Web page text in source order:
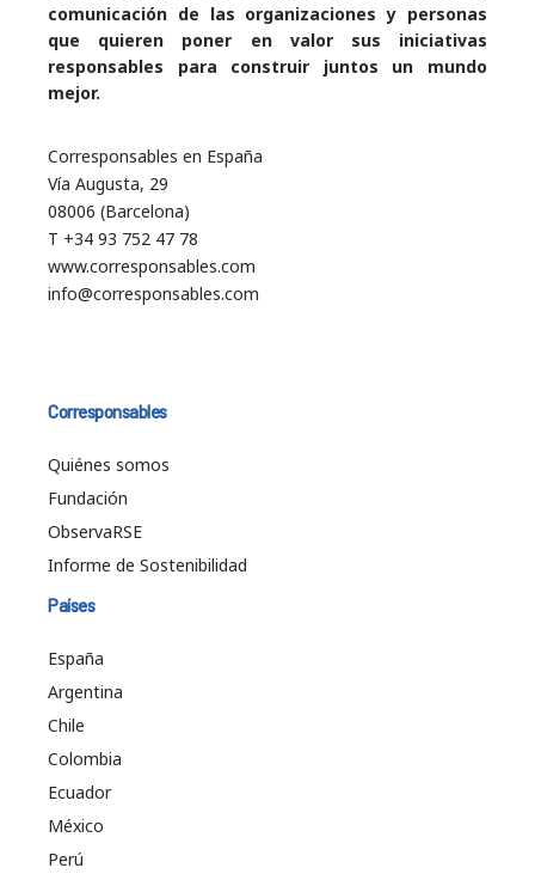
comunicación de las organizaciones y personas
que quieren poner en valor sus iniciativas
responsables para construir juntos un mundo
mejor.
Corresponsables en España
Vía Augusta, 29
08006 (Barcelona)
T +34 93 752 47 78
www.corresponsables.com
info@corresponsables.com
Corresponsables
Quiénes somos
Fundación
ObservaRSE
Informe de Sostenibilidad
Países
España
Argentina
Chile
Colombia
Ecuador
México
Perú